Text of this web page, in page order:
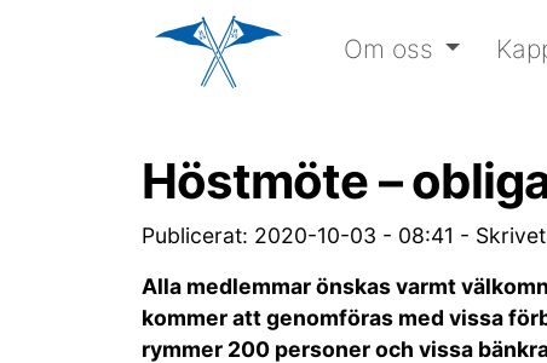
Om oss
Höstmöte –
Publicerat: 2020-10-03 - 08:41 -
Alla medlemmar önskas varmt
kommer att genomföras med vissa
rymmer 200 personer och vissa